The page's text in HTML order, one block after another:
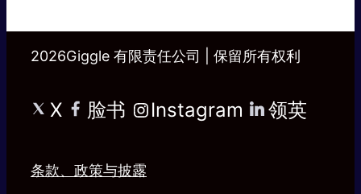
2026Giggle 有限责任公司 | 保留所有权利
X 脸书 Instagram 领英
条款、政策与披露